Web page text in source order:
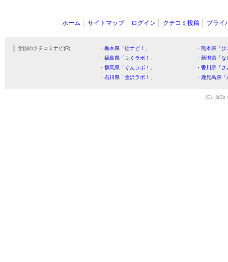
ホーム サイトマップ ログイン クチコミ投稿 プライ
全国のクチコミナビ(R) ・栃木県「栃ナビ！」
・熊本県「
・福島県「ふくラボ！」
・新潟県「
・群馬県「ぐんラボ！」
・香川県「
・石川県「金沢ラボ！」
・鹿児島県
(C) HitBit